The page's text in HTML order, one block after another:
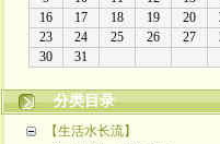
分类目录
【生活水长流】